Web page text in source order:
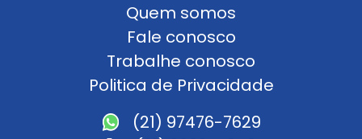
Quem somos
Fale conosco
Trabalhe conosco
Politica de Privacidade
(21) 97476-7629